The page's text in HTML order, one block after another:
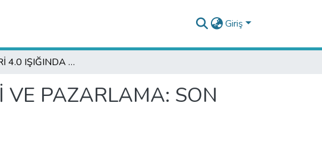
Giriş
ENDÜSTRİ 4.0 IŞIĞINDA VERİ MADENCİLİĞİ VE PAZARLAMA: SON GELİŞMELER, YENİ TRENDLER
VE PAZARLAMA: SON